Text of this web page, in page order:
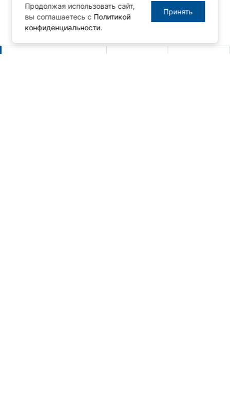
Продолжая использовать сайт,
вы соглашаетесь с Политикой
конфиденциальности.
Принять